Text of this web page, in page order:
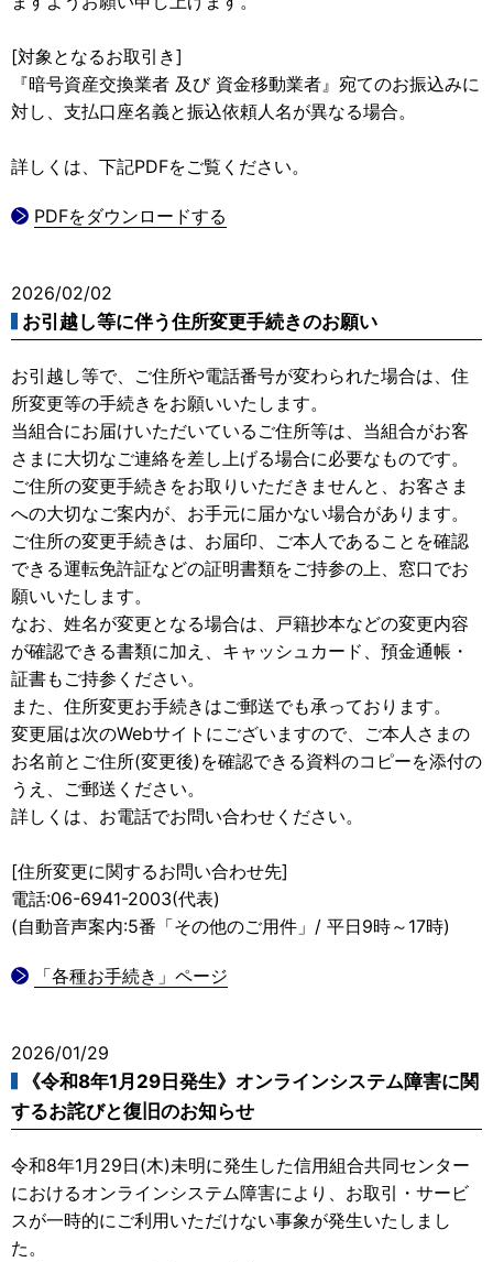
[対象となるお取引き]
『暗号資産交換業者 及び 資金移動業者』宛てのお振込みに
対し、支払口座名義と振込依頼人名が異なる場合。
詳しくは、下記PDFをご覧ください。
PDFをダウンロードする
2026/02/02
お引越し等に伴う住所変更手続きのお願い
お引越し等で、ご住所や電話番号が変わられた場合は、住
所変更等の手続きをお願いいたします。
当組合にお届けいただいているご住所等は、当組合がお客
さまに大切なご連絡を差し上げる場合に必要なものです。
ご住所の変更手続きをお取りいただきませんと、お客さま
への大切なご案内が、お手元に届かない場合があります。
ご住所の変更手続きは、お届印、ご本人であることを確認
できる運転免許証などの証明書類をご持参の上、窓口でお
願いいたします。
なお、姓名が変更となる場合は、戸籍抄本などの変更内容
が確認できる書類に加え、キャッシュカード、預金通帳・
証書もご持参ください。
また、住所変更お手続きはご郵送でも承っております。
変更届は次のWebサイトにございますので、ご本人さまの
お名前とご住所(変更後)を確認できる資料のコピーを添付の
うえ、ご郵送ください。
詳しくは、お電話でお問い合わせください。
[住所変更に関するお問い合わせ先]
電話:06-6941-2003(代表)
(自動音声案内:5番「その他のご用件」/ 平日9時～17時)
「各種お手続き」ページ
2026/01/29
《令和8年1月29日発生》オンラインシステム障害に関
するお詫びと復旧のお知らせ
令和8年1月29日(木)未明に発生した信用組合共同センター
におけるオンラインシステム障害により、お取引・サービ
スが一時的にご利用いただけない事象が発生いたしまし
た。